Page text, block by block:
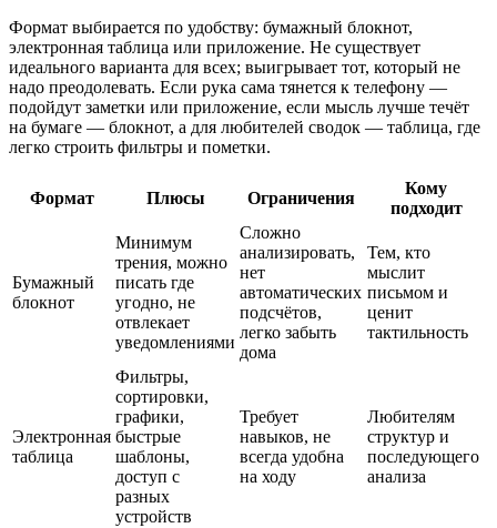
Формат выбирается по удобству: бумажный блокнот,
электронная таблица или приложение. Не существует
идеального варианта для всех; выигрывает тот, который не
надо преодолевать. Если рука сама тянется к телефону —
подойдут заметки или приложение, если мысль лучше течёт
на бумаге — блокнот, а для любителей сводок — таблица, где
легко строить фильтры и пометки.
Формат Плюсы Ограничения
Кому
подходит
Бумажный
блокнот
Минимум
трения, можно
писать где
угодно, не
отвлекает
уведомлениями
Сложно
анализировать,
нет
автоматических
подсчётов,
легко забыть
дома
Тем, кто
мыслит
письмом и
ценит
тактильность
Электронная
таблица
Фильтры,
сортировки,
графики,
быстрые
шаблоны,
доступ с
разных
устройств
Требует
навыков, не
всегда удобна
на ходу
Любителям
структур и
последующего
анализа